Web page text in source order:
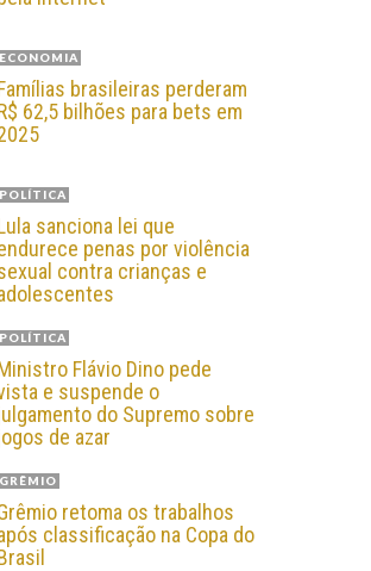
ECONOMIA
brasileiras perderam
62,5 bilhões para bets em
POLÍTICA
sanciona lei que
penas por violência
contra crianças e
POLÍTICA
Flávio Dino pede
e suspende o
do Supremo sobre
de azar
GRÊMIO
retoma os trabalhos
classificação na Copa do